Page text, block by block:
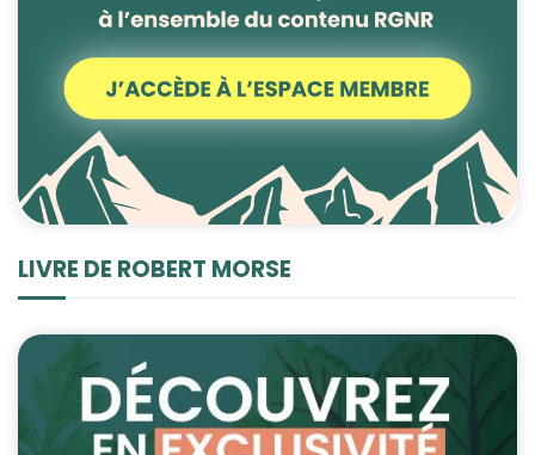
LIVRE DE ROBERT MORSE
Statistiques
Afin que nous
puissions
fonctionnalité
du site Web,
en fonction
Experience
Afin que notre
site Web